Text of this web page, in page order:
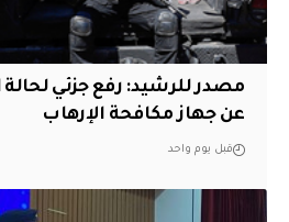
مصدر للرشيد: رفع جزئي لحالة
عن جهاز مكافحة الإرهاب
قبل يوم واحد